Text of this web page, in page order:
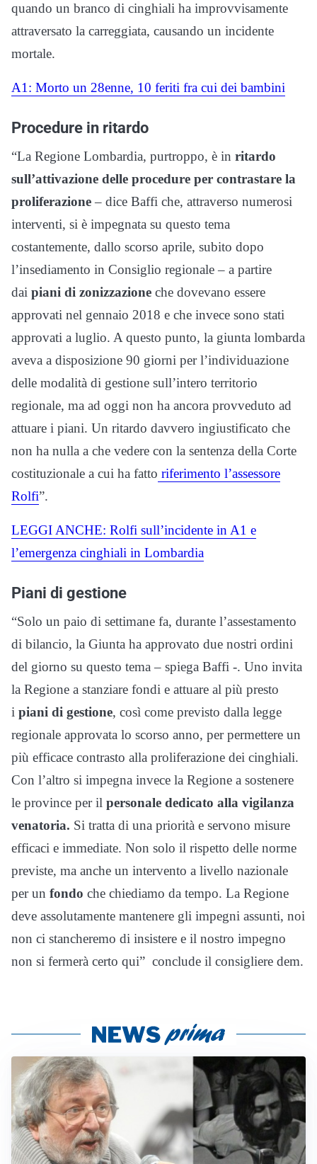
quando un branco di cinghiali ha improvvisamente
attraversato la carreggiata, causando un incidente
mortale.
A1: Morto un 28enne, 10 feriti fra cui dei bambini
Procedure in ritardo
“La Regione Lombardia, purtroppo, è in ritardo
sull’attivazione delle procedure per contrastare la
proliferazione– dice Baffi che, attraverso numerosi
interventi, si è impegnata su questo tema
costantemente, dallo scorso aprile, subito dopo
l’insediamento in Consiglio regionale – a partire
dai piani di zonizzazione che dovevano essere
approvati nel gennaio 2018 e che invece sono stati
approvati a luglio. A questo punto, la giunta lombarda
aveva a disposizione 90 giorni per l’individuazione
delle modalità di gestione sull’intero territorio
regionale, ma ad oggi non ha ancora provveduto ad
attuare i piani. Un ritardo davvero ingiustificato che
non ha nulla a che vedere con la sentenza della Corte
costituzionale a cui ha fatto riferimento l’assessore
Rolfi”.
LEGGI ANCHE: Rolfi sull’incidente in A1 e
l’emergenza cinghiali in Lombardia
Piani di gestione
“Solo un paio di settimane fa, durante l’assestamento
di bilancio, la Giunta ha approvato due nostri ordini
del giorno su questo tema – spiega Baffi -. Uno invita
la Regione a stanziare fondi e attuare al più presto
i piani di gestione, così come previsto dalla legge
regionale approvata lo scorso anno, per permettere un
più efficace contrasto alla proliferazione dei cinghiali.
Con l’altro si impegna invece la Regione a sostenere
le province per il personale dedicato alla vigilanza
venatoria. Si tratta di una priorità e servono misure
efficaci e immediate. Non solo il rispetto delle norme
previste, ma anche un intervento a livello nazionale
per un fondo che chiediamo da tempo. La Regione
deve assolutamente mantenere gli impegni assunti, noi
non ci stancheremo di insistere e il nostro impegno
non si fermerà certo qui” conclude il consigliere dem.